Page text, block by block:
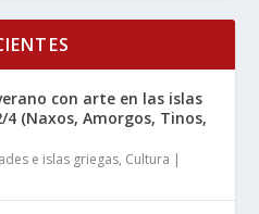
con arte en las islas
4 (Naxos, Amorgos, Tinos,
e islas griegas, Cultura |